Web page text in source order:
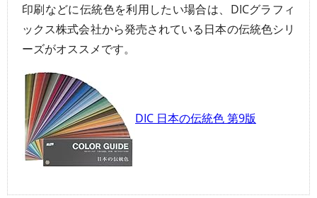
印刷などに伝統色を利用したい場合は、DICグラフィ
ックス株式会社から発売されている日本の伝統色シリ
ーズがオススメです。
DIC 日本の伝統色 第9版